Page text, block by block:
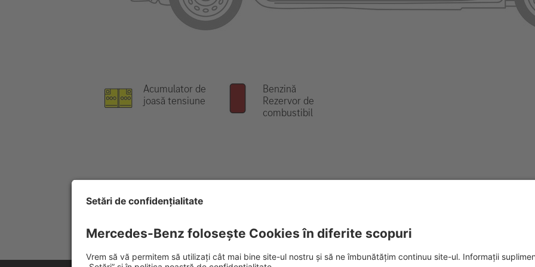
Acumulator de
joasă tensiune
Benzină
Rezervor de
combustibil
Indicație:Pentru mai multe informații, vă rugăm să consultați ghidurile